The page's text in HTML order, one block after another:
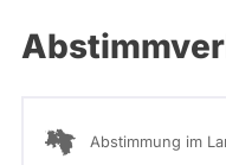
Abstimmung im